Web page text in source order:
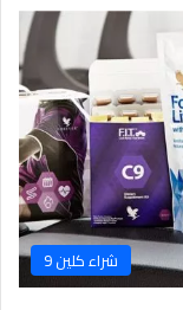
شراء كلين 9